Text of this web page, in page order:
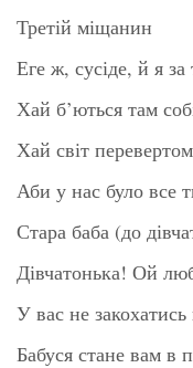
Третій міщанин
Еге ж, сусіде, й я за
Хай б’ються там
Хай світ
Аби у нас було все
Стара баба (до
Дівчатонька! Ой
У вас не закохатись
Бабуся стане вам в